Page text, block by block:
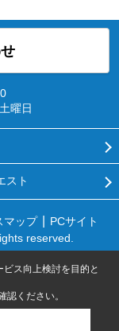
曜日
スト
マップ
PCサイト
reserved.
ス向上検討を目的と
認ください。